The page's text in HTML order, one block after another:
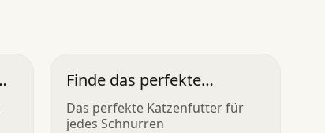
Finde das perfekte
Katzenfutter
Das perfekte Katzenfutter für
jedes Schnurren